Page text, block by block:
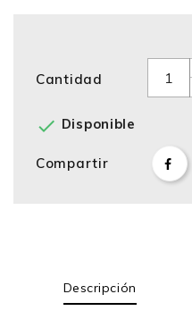
Cantidad
 Disponible
Compartir
Descripción